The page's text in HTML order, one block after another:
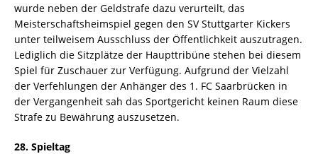
wurde neben der Geldstrafe dazu verurteilt, das
Meisterschaftsheimspiel gegen den SV Stuttgarter Kickers
unter teilweisem Ausschluss der Öffentlichkeit auszutragen.
Lediglich die Sitzplätze der Haupttribüne stehen bei diesem
Spiel für Zuschauer zur Verfügung. Aufgrund der Vielzahl
der Verfehlungen der Anhänger des 1. FC Saarbrücken in
der Vergangenheit sah das Sportgericht keinen Raum diese
Strafe zu Bewährung auszusetzen.
28. Spieltag